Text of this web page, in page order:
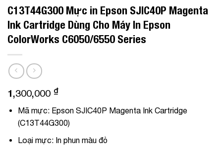
C13T44G300 Mực in Epson SJIC40P Magenta
Ink Cartridge Dùng Cho Máy In Epson
ColorWorks C6050/6550 Series
1,300,000 ₫
Mã mực: Epson SJIC40P Magenta Ink Cartridge
(C13T44G300)
Loại mực:In phun màu đỏ